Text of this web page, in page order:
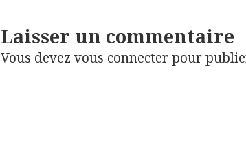
Laisser un commentaire
Vous devezvous connecterpour